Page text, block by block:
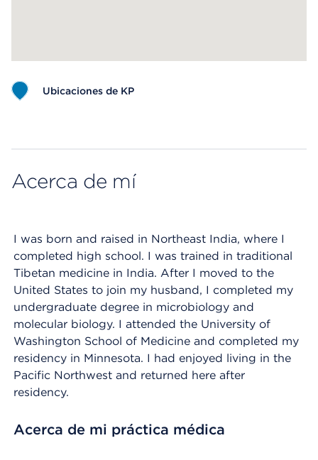
Ubicaciones de KP
Acerca de mí
I was born and raised in Northeast India, where I
completed high school. I was trained in traditional
Tibetan medicine in India. After I moved to the
United States to join my husband, I completed my
undergraduate degree in microbiology and
molecular biology. I attended the University of
Washington School of Medicine and completed my
residency in Minnesota. I had enjoyed living in the
Pacific Northwest and returned here after
residency.
Acerca de mi práctica médica